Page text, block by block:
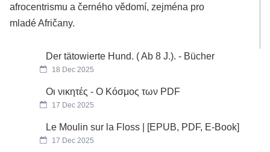
afrocentrismu a černého vědomí, zejména pro
mladé Afričany.
Der tätowierte Hund. ( Ab 8 J.). - Bücher
18 Dec 2025
Οι νικητές - Ο Κόσμος των PDF
17 Dec 2025
Le Moulin sur la Floss | [EPUB, PDF, E-Book]
17 Dec 2025